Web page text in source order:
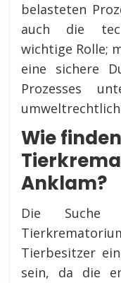
belasteten
auch die
wichtige Rolle;
eine sichere
Prozesses
Wie
Anklam?
Die Suche
Tierbesitzer
sein, da die